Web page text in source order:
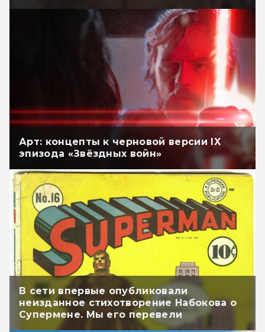
Арт: концепты к черновой версии IX
эпизода «Звёздных войн»
В сети впервые опубликовали
неизданное стихотворение Набокова о
Супермене. Мы его перевели